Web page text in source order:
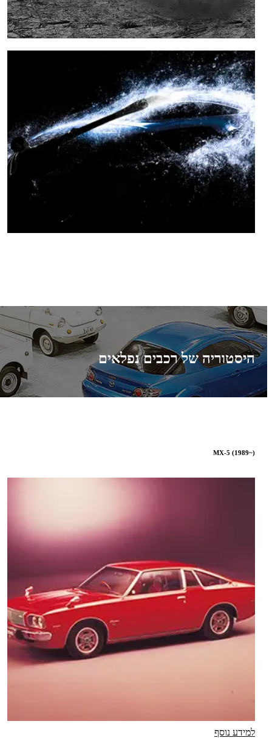
היסטוריה של רכבים נפלאים
MX-5 (1989~)
למידע נוסף